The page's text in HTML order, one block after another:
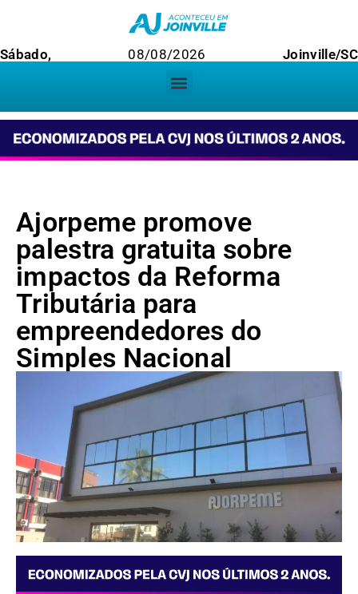
Sábado, 08/08/2026 Joinville/SC
Ajorpeme promove
palestra gratuita sobre
impactos da Reforma
Tributária para
empreendedores do
Simples Nacional